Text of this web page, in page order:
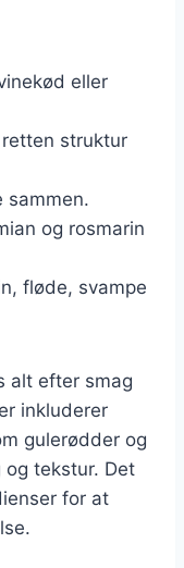
eller
struktur
sammen.
og rosmarin
fløde, svampe
alt efter smag
inkluderer
gulerødder og
tekstur. Det
for at